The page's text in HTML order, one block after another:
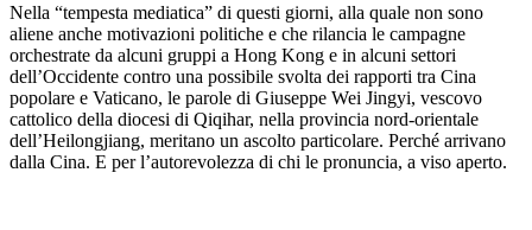
Nella “tempesta mediatica” di questi giorni, alla quale non sono
aliene anche motivazioni politiche e che rilancia le campagne
orchestrate da alcuni gruppi a Hong Kong e in alcuni settori
dell’Occidente contro una possibile svolta dei rapporti tra Cina
popolare e Vaticano, le parole di Giuseppe Wei Jingyi, vescovo
cattolico della diocesi di Qiqihar, nella provincia nord-orientale
dell’Heilongjiang, meritano un ascolto particolare. Perché arrivano
dalla Cina. E per l’autorevolezza di chi le pronuncia, a viso aperto.